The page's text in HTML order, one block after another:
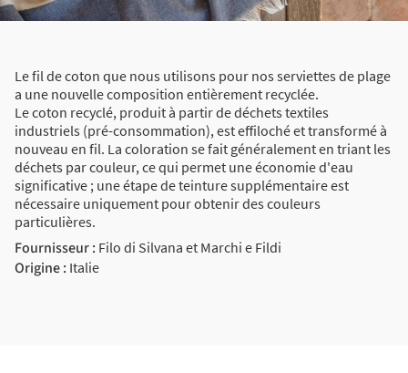
Le fil de coton que nous utilisons pour nos serviettes de plage
a une nouvelle composition entièrement recyclée.
Le coton recyclé, produit à partir de déchets textiles
industriels (pré-consommation), est effiloché et transformé à
nouveau en fil. La coloration se fait généralement en triant les
déchets par couleur, ce qui permet une économie d'eau
significative ; une étape de teinture supplémentaire est
nécessaire uniquement pour obtenir des couleurs
particulières.
Fournisseur : Filo di Silvana et Marchi e Fildi
Origine : Italie